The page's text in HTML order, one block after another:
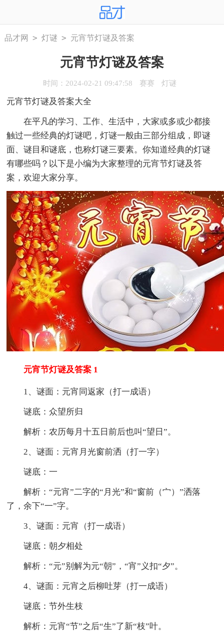
品才网 > 灯谜 > 元宵节灯谜及答案
元宵节灯谜及答案
时间：2024-02-21 09:47:58 赛赛 灯谜
元宵节灯谜及答案大全
在平凡的学习、工作、生活中，大家或多或少都接
触过一些经典的灯谜吧，灯谜一般由三部分组成，即谜
面、谜目和谜底，也称灯谜三要素。你知道经典的灯谜
有哪些吗？以下是小编为大家整理的元宵节灯谜及答
案，欢迎大家分享。
元宵节灯谜及答案 1
1、谜面：元宵同返家（打一成语）
谜底：众望所归
解析：农历每月十五日前后也叫“望日”。
2、谜面：元宵月光窗前洒（打一字）
谜底：一
解析：“元宵”二字的“月光”和“窗前（宀）”洒落
了，余下“一”字。
3、谜面：元宵（打一成语）
谜底：朝夕相处
解析：“元”别解为元“朝”，“宵”义扣“夕”。
4、谜面：元宵之后柳吐芽（打一成语）
谜底：节外生枝
解析：元宵“节”之后“生”了新“枝”叶。